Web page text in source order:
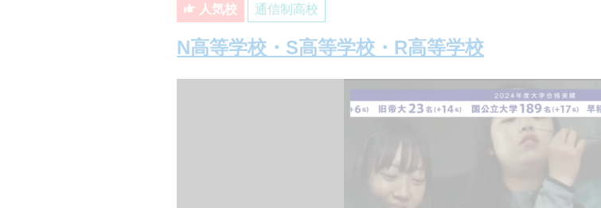
人気校 通信制高校
N高等学校・S高等学校・R高等学校